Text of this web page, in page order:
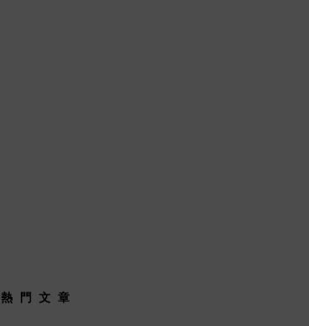
熱 門 文 章